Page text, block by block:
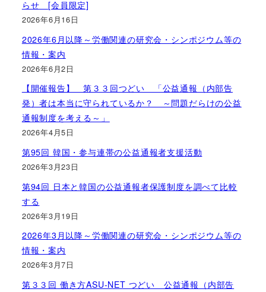
らせ [会員限定]
2026年6月16日
2026年6月以降～労働関連の研究会・シンポジウム等の
情報・案内
2026年6月2日
【開催報告】 第３３回つどい 「公益通報（内部告
発）者は本当に守られているか？ ～問題だらけの公益
通報制度を考える～」
2026年4月5日
第95回 韓国・参与連帯の公益通報者支援活動
2026年3月23日
第94回 日本と韓国の公益通報者保護制度を調べて比較
する
2026年3月19日
2026年3月以降～労働関連の研究会・シンポジウム等の
情報・案内
2026年3月7日
第３３回 働き方ASU-NET つどい 公益通報（内部告